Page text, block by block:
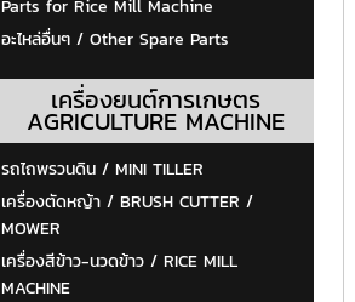
Parts for Rice Mill Machine
อะไหล่อื่นๆ / Other Spare Parts
เครื่องยนต์การเกษตร
AGRICULTURE MACHINE
รถไถพรวนดิน / MINI TILLER
เครื่องตัดหญ้า / BRUSH CUTTER /
MOWER
เครื่องสีข้าว-นวดข้าว / RICE MILL
MACHINE